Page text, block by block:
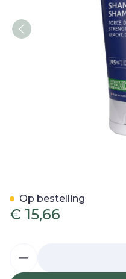
€ 15,66
Op bestelling